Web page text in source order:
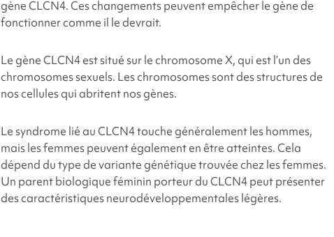
Quelles sont les chances que d'autres membres de la famille
dusyndrome lié à la CLCN4?
Combien de personnes sont atteintes dusyndrome lié à la
Comment traite-t-on lesyndrome lié à la CLCN4?
Troubles du comportement et du développement liés au
gène CLCN4. Ces changements peuvent empêcher le gène de
fonctionner comme il le devrait.
Le gène CLCN4 est situé sur le chromosome X, qui est l’un des
chromosomes sexuels. Les chromosomes sont des structures de
nos cellules qui abritent nos gènes.
Lesyndrome lié au CLCN4touche généralement les hommes,
mais les femmes peuvent également en être atteintes. Cela
dépend du type de variante génétique trouvée chez les femmes.
Un parent biologique féminin porteur du CLCN4 peut présenter
des caractéristiques neurodéveloppementales légères.